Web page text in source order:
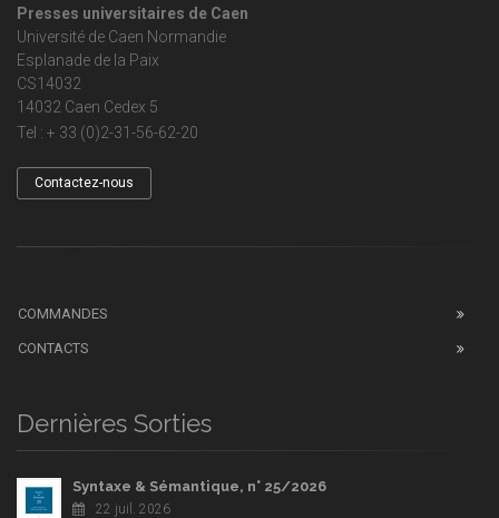
Presses universitaires de Caen
Université de Caen Normandie
Esplanade de la Paix
CS14032
14032 Caen Cedex 5
Tel : + 33 (0)2-31-56-62-20
Contactez-nous
COMMANDES
CONTACTS
Dernières Sorties
Syntaxe & Sémantique, n° 25/2026
22 juil. 2026